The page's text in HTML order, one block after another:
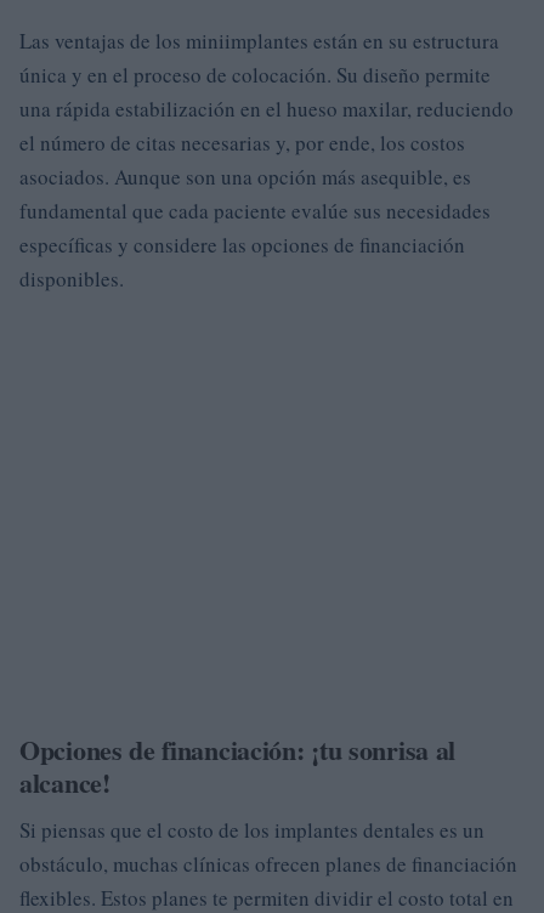
Las ventajas de los miniimplantes están en su estructura
única y en el proceso de colocación. Su diseño permite
una rápida estabilización en el hueso maxilar, reduciendo
el número de citas necesarias y, por ende, los costos
asociados. Aunque son una opción más asequible, es
fundamental que cada paciente evalúe sus necesidades
específicas y considere las opciones de financiación
disponibles.
Opciones de financiación: ¡tu sonrisa al
alcance!
Si piensas que el costo de los implantes dentales es un
obstáculo, muchas clínicas ofrecen planes de financiación
flexibles. Estos planes te permiten dividir el costo total en